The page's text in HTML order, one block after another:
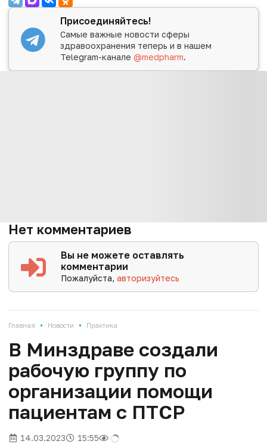
Присоединяйтесь!
Самые важные новости сферы
здравоохранения теперь и в нашем
Telegram-канале@medpharm.
Нет комментариев
Вы не можете оставлять
комментарии
Пожалуйста,авторизуйтесь
Главная • Новости • Практика
В Минздраве создали
рабочую группу по
организации помощи
пациентам с ПТСР
14.03.2023 15:55